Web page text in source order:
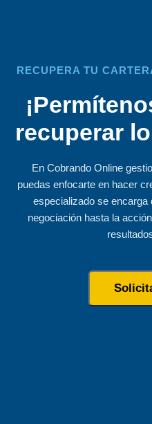
RECUPERA TU
recuperar
En Cobrando Online
puedas enfocarte en hacer
especializado se encarga
negociación hasta la